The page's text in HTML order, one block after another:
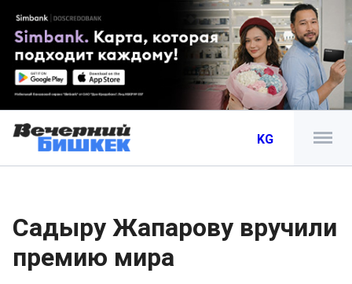
KG
Садыру Жапарову вручили
премию мира